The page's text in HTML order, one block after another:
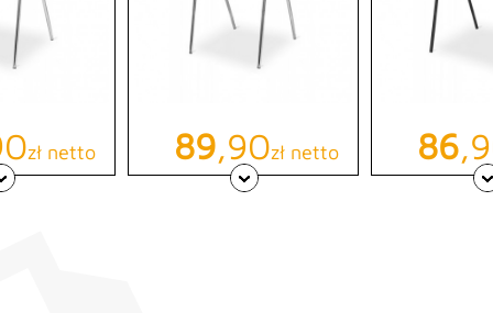
zł netto Cena
89,90zł netto 86